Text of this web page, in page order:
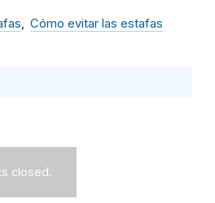
Cómo evitar las estafas
closed.